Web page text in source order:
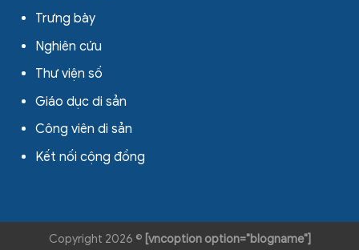
Trưng bày
Nghiên cứu
Thư viện số
Giáo dục di sản
Công viên di sản
Kết nối cộng đồng
Copyright 2026 © [vncoption option="blogname"]